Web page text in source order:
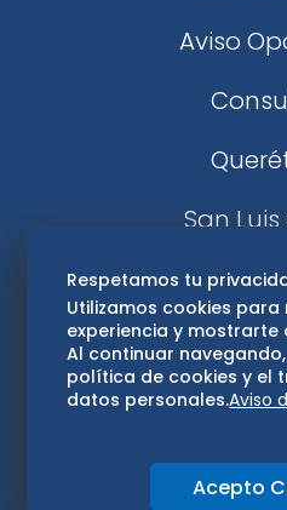
Aviso
San
Respetamos tu
Utilizamos cookies para
experiencia y
Al continuar
política de cookies y el
datos personales.Aviso
Acepto